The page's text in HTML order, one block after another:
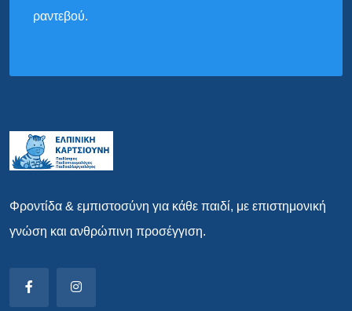
ραντεβού.
Φροντίδα & εμπιστοσύνη για κάθε παιδί, με επιστημονική
γνώση και ανθρώπινη προσέγγιση.